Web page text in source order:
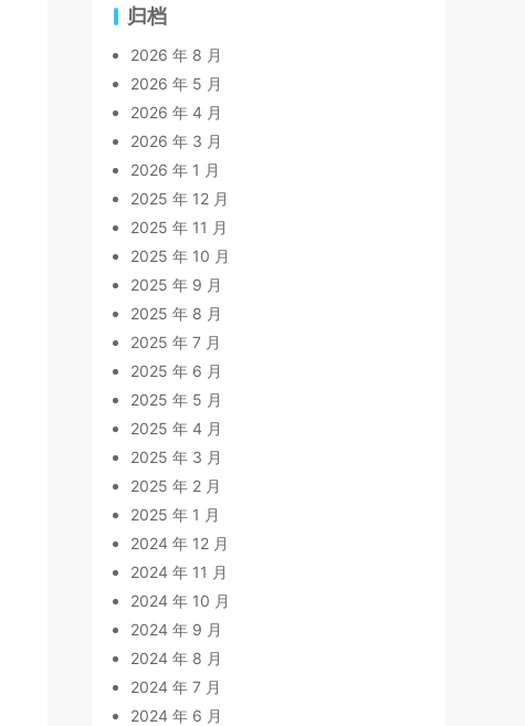
归档
2026 年 8 月
2026 年 5 月
2026 年 4 月
2026 年 3 月
2026 年 1 月
2025 年 12 月
2025 年 11 月
2025 年 10 月
2025 年 9 月
2025 年 8 月
2025 年 7 月
2025 年 6 月
2025 年 5 月
2025 年 4 月
2025 年 3 月
2025 年 2 月
2025 年 1 月
2024 年 12 月
2024 年 11 月
2024 年 10 月
2024 年 9 月
2024 年 8 月
2024 年 7 月
2024 年 6 月